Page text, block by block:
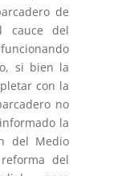
de
cauce del
si bien la
con la
no
la
del Medio
del